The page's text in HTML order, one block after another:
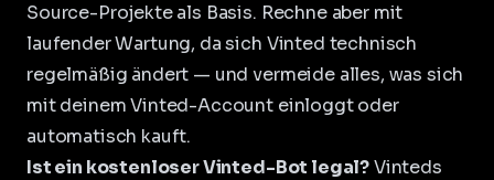
Source-Projekte als Basis. Rechne aber mit
laufender Wartung, da sich Vinted technisch
regelmäßig ändert — und vermeide alles, was sich
mit deinem Vinted-Account einloggt oder
automatisch kauft.
Ist ein kostenloser Vinted-Bot legal?Vinteds